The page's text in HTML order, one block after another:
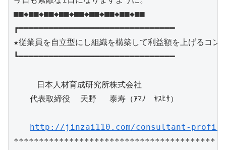
■■◆■■◆■■◆■■◆■■◆■■◆■■◆■■◆■■
┏━━━━━━━━━━━━━━━━━━━━━━━━━━━━━━━
★従業員を自立型にし組織を構築して利益額を上げるコン
┗━━━━━━━━━━━━━━━━━━━━━━━━━━━━━━━
日本人材育成研究所株式会社
代表取締役  天野 　泰寿（ｱﾏﾉ　ﾔｽﾋｻ）
http://jinzai110.com/consultant-profile
****************************************